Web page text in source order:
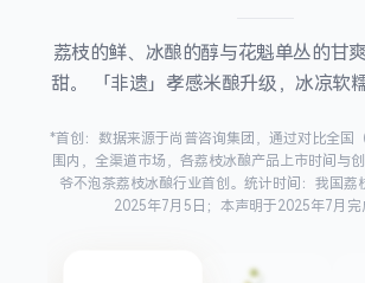
荔枝的鲜、冰酿的醇与花魁单丛的甘
甜。 「非遗」孝感米酿升级，冰凉软
*首创：数据来源于尚普咨询集团，通过对比全国
围内，全渠道市场，各荔枝冰酿产品上市时间与
爷不泡茶荔枝冰酿行业首创。统计时间：我国荔
2025年7月5日；本声明于2025年7月完